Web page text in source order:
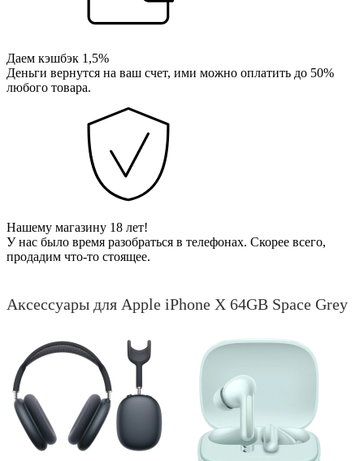
Даем кэшбэк 1,5%
Деньги вернутся на ваш счет, ими можно оплатить до 50%
любого товара.
Нашему магазину 18 лет!
У нас было время разобраться в телефонах. Скорее всего,
продадим что-то стоящее.
Аксессуары для Apple iPhone X 64GB Space Grey